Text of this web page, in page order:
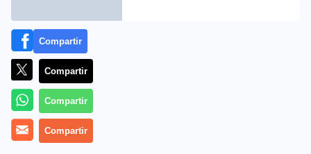
Compartir
Compartir
Compartir
Compartir